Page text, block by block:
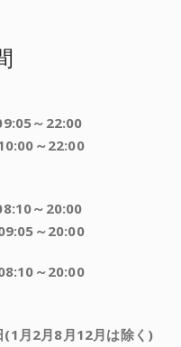
～22:00
～22:00
～20:00
～20:00
～20:00
(1月2月8月12月は除く)